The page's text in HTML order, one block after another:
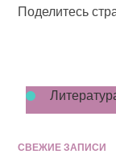
Поделитесь
СВЕЖИЕ ЗАПИСИ